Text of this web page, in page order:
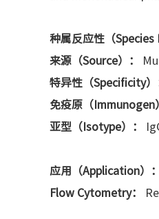
种属反应性（
来源（Source）：
特异性（Specificity）
免疫原（Immunogen
亚型（Isotype）：
应用（Application）：
Flow Cytometry：